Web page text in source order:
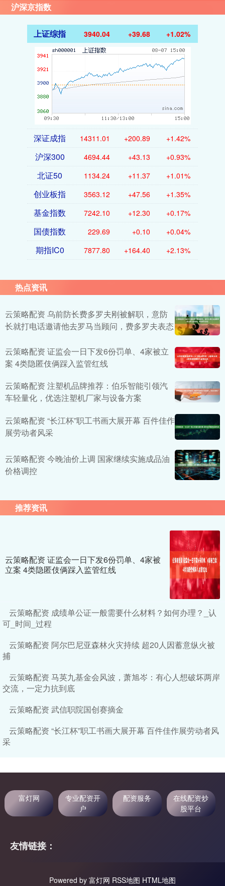
沪深京指数
上证综指 3940.04 +39.68 +1.02%
深证成指 14311.01 +200.89 +1.42%
沪深300 4694.44 +43.13 +0.93%
北证50 1134.24 +11.37 +1.01%
创业板指 3563.12 +47.56 +1.35%
基金指数 7242.10 +12.30 +0.17%
国债指数 229.69 +0.10 +0.04%
期指IC0 7877.80 +164.40 +2.13%
热点资讯
云策略配资 乌前防长费多罗夫刚被解职，意防
长就打电话邀请他去罗马当顾问，费多罗夫表态
云策略配资 证监会一日下发6份罚单、4家被立
案 4类隐匿伎俩踩入监管红线
云策略配资 注塑机品牌推荐：伯乐智能引领汽
车轻量化，优选注塑机厂家与设备方案
云策略配资 “长江杯”职工书画大展开幕 百件佳作
展劳动者风采
云策略配资 今晚油价上调 国家继续实施成品油
价格调控
推荐资讯
云策略配资 证监会一日下发6份罚单、4家被
立案 4类隐匿伎俩踩入监管红线
云策略配资 成绩单公证一般需要什么材料？如何办理？_认
可_时间_过程
云策略配资 阿尔巴尼亚森林火灾持续 超20人因蓄意纵火被
捕
云策略配资 马英九基金会风波，萧旭岑：有心人想破坏两岸
交流，一定力抗到底
云策略配资 武信职院国创赛摘金
云策略配资 “长江杯”职工书画大展开幕 百件佳作展劳动者风
采
富灯网
专业配资开
户
配资服务
在线配资炒
股平台
友情链接：
Powered by 富灯网 RSS地图 HTML地图